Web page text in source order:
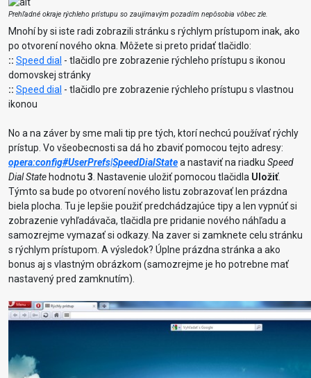
Prehľadné okraje rýchleho prístupu so zaujímavým pozadím nepôsobia vôbec zle.
Mnohí by si iste radi zobrazili stránku s rýchlym prístupom inak, ako
po otvorení nového okna. Môžete si preto pridať tlačidlo:
:: Speed dial - tlačidlo pre zobrazenie rýchleho prístupu s ikonou
domovskej stránky
:: Speed dial - tlačidlo pre zobrazenie rýchleho prístupu s vlastnou
ikonou
No a na záver by sme mali tip pre tých, ktorí nechcú používať rýchly
prístup. Vo všeobecnosti sa dá ho zbaviť pomocou tejto adresy:
opera:config#UserPrefs|SpeedDialStatea nastaviť na riadku Speed
Dial State hodnotu 3 . Nastavenie uložiť pomocou tlačidla Uložiť.
Týmto sa bude po otvorení nového listu zobrazovať len prázdna
biela plocha. Tu je lepšie použiť predchádzajúce tipy a len vypnúť si
zobrazenie vyhľadávača, tlačidla pre pridanie nového náhľadu a
samozrejme vymazať si odkazy. Na zaver si zamknete celu stránku
s rýchlym prístupom. A výsledok? Úplne prázdna stránka a ako
bonus aj s vlastným obrázkom (samozrejme je ho potrebne mať
nastavený pred zamknutím).